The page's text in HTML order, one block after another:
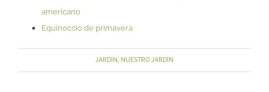
americano
Equinoccio de primavera
JARDÍN NUESTRO JARDÍN